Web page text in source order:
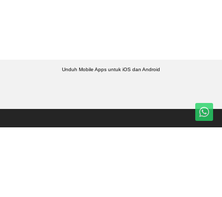
Unduh Mobile Apps untuk iOS dan Android